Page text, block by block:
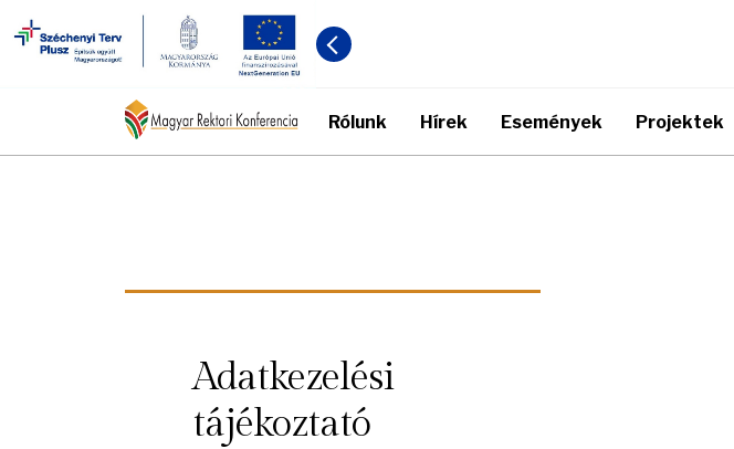
Rólunk Hírek Események Projektek
Adatkezelési
tájékoztató